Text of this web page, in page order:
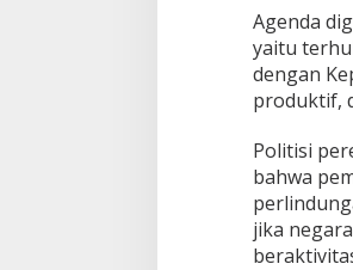
​Agenda
yaitu
dengan
produktif,
​Politisi
bahwa
jika